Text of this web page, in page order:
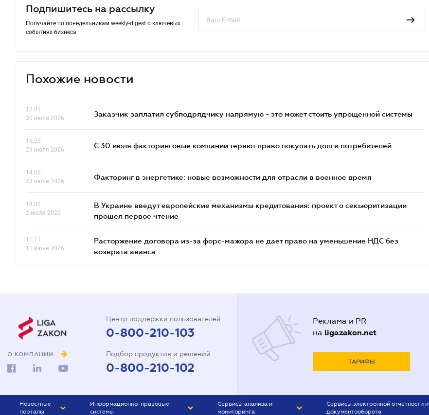
Подпишитесь на рассылку
Получайте по понедельникам weekly-digest о ключевых
событиях бизнеса
Похожие новости
17.01
30 июля 2026
Заказчик заплатил субподрядчику напрямую - это может стоить упрощенной системы
16.25
29 июля 2026
С 30 июля факторинговые компании теряют право покупать долги потребителей
14.03
23 июля 2026
Факторинг в энергетике: новые возможности для отрасли в военное время
14.01
2 июля 2026
В Украине введут европейские механизмы кредитования: проект о секьюритизации
прошел первое чтение
11.11
11 июня 2026
Расторжение договора из-за форс-мажора не дает право на уменьшение НДС без
возврата аванса
О КОМПАНИИ
Центр поддержки пользователей
0-800-210-103
Подбор продуктов и решений
0-800-210-102
Реклама и PR
на ligazakon.net
ТАРИФЫ
Новостные
порталы
Информационно-правовые
системы
Сервисы анализа и
мониторинга
Сервисы электронной отчетности и
документооборота